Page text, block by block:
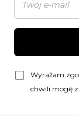
Wyrażam
chwili mogę